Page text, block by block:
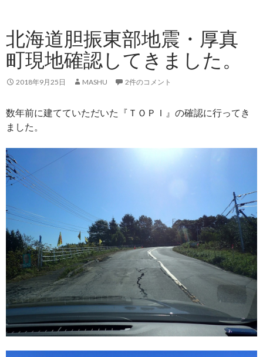
北海道胆振東部地震・厚真
町現地確認してきました。
2018年9月25日 MASHU 2件のコメント
数年前に建てていただいた『ＴＯＰＩ』の確認に行ってき
ました。